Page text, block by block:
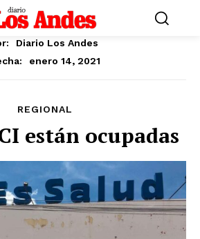
Diario Los Andes
enero 14, 2021
REGIONAL
están ocupadas